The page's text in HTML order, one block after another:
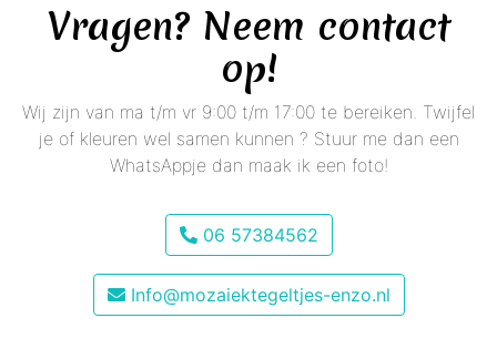
Vragen? Neem contact
op!
Wij zijn van ma t/m vr 9:00 t/m 17:00 te bereiken. Twijfel
je of kleuren wel samen kunnen ? Stuur me dan een
WhatsAppje dan maak ik een foto!
06 57384562
Info@mozaiektegeltjes-enzo.nl